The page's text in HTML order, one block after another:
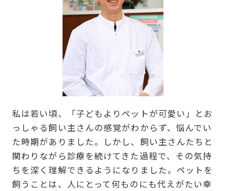
私は若い頃、「子どもよりペットが可愛い」とお
っしゃる飼い主さんの感覚がわからず、悩んでい
た時期がありました。しかし、飼い主さんたちと
関わりながら診療を続けてきた過程で、その気持
ちを深く理解できるようになりました。ペットを
飼うことは、人にとって何ものにも代えがたい幸